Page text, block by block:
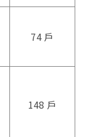
74 戶
148 戶